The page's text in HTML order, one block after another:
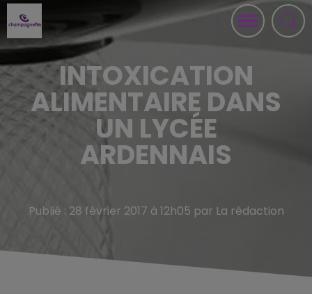
INTOXICATION
ALIMENTAIRE DANS
UN LYCÉE
ARDENNAIS
Publié : 28 février 2017 à 12h05 par La rédaction